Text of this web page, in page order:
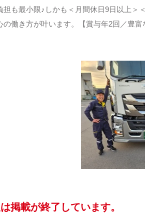
も最小限♪しかも＜月間休日9日以上＞
働き方が叶います。【賞与年2回／豊
掲載が終了しています。